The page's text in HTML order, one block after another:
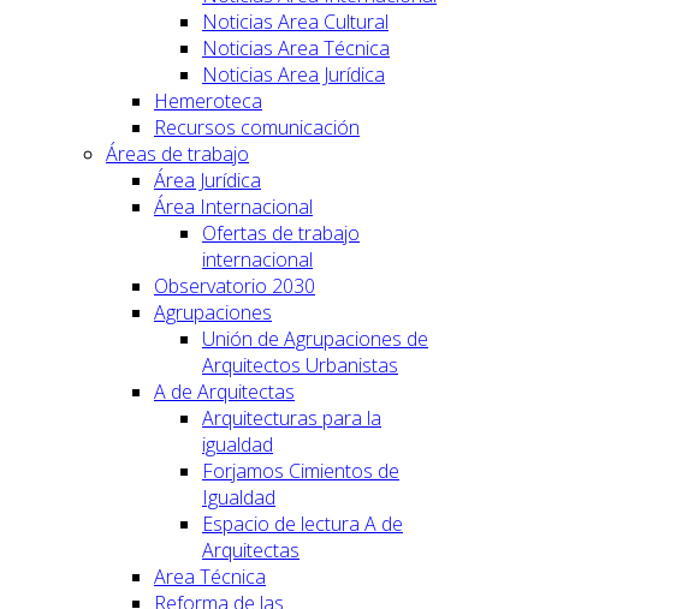
Noticias Area Cultural
Noticias Area Técnica
Noticias Area Jurídica
Hemeroteca
Recursos comunicación
Áreas de trabajo
Área Jurídica
Área Internacional
Ofertas de trabajo
internacional
Observatorio 2030
Agrupaciones
Unión de Agrupaciones de
Arquitectos Urbanistas
A de Arquitectas
Arquitecturas para la
igualdad
Forjamos Cimientos de
Igualdad
Espacio de lectura A de
Arquitectas
Area Técnica
Reforma de las